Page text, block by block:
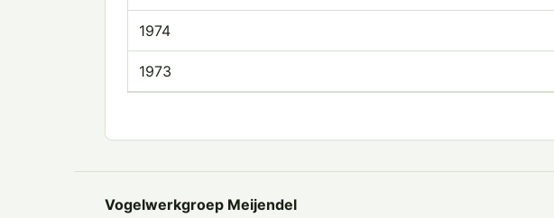
1974
1973
Vogelwerkgroep Meijendel